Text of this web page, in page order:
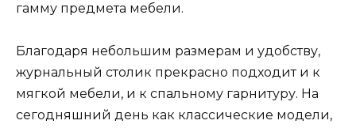
гамму предмета мебели.
Благодаря небольшим размерам и удобству,
журнальный столик прекрасно подходит и к
мягкой мебели, и к спальному гарнитуру. На
сегодняшний день как классические модели,